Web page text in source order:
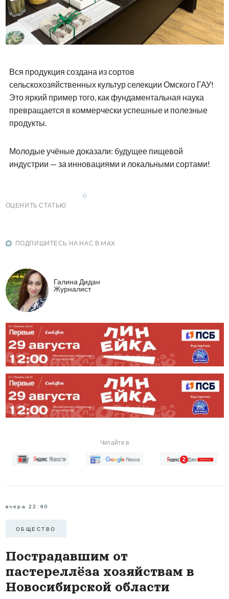
Вся продукция создана из сортов
сельскохозяйственных культур селекции Омского ГАУ!
Это яркий пример того, как фундаментальная наука
превращается в коммерчески успешные и полезные
продукты.
Молодые учёные доказали: будущее пищевой
индустрии — за инновациями и локальными сортами!
ОЦЕНИТЬ СТАТЬЮ
0
ПОДПИШИТЕСЬ НА НАС В MAX
Галина Дидан
Журналист
Читайте в
вчера 22:40
ОБЩЕСТВО
Пострадавшим от
пастереллёза хозяйствам в
Новосибирской области